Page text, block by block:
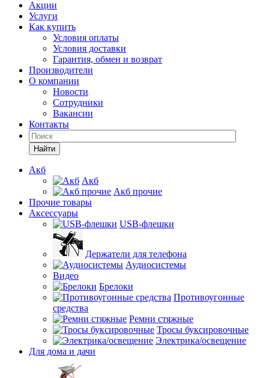
Акции
Услуги
Как купить
Условия оплаты
Условия доставки
Гарантия, обмен и возврат
Производители
О компании
Новости
Сотрудники
Вакансии
Контакты
Найти
Акб
Акб
Акб прочие
Прочие товары
Аксессуары
USB-флешки
Держатели для телефона
Аудиосистемы
Видео
Брелоки
Противоугонные
средства
Ремни стяжные
Тросы буксировочные
Электрика/освещение
Для дома и дачи